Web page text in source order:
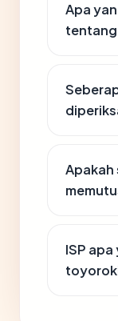
Apa
Apakah
ISP